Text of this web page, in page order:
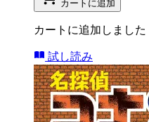
カートに追加
カートに追加しました
試し読み